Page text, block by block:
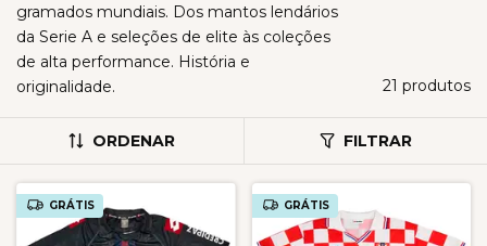
gramados mundiais. Dos mantos lendários
da Serie A e seleções de elite às coleções
de alta performance. História e
originalidade.
21 produtos
ORDENAR FILTRAR
GRÁTIS GRÁTIS